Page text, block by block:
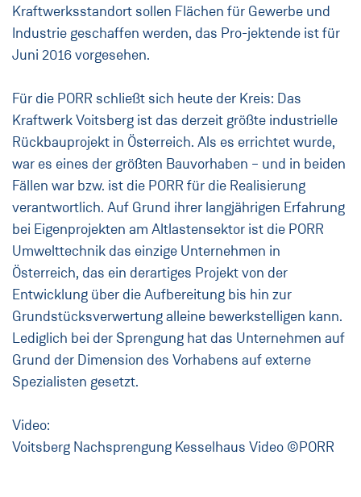
Kraftwerksstandort sollen Flächen für Gewerbe und
Industrie geschaffen werden, das Pro-jektende ist für
Juni 2016 vorgesehen.
Für die PORR schließt sich heute der Kreis: Das
Kraftwerk Voitsberg ist das derzeit größte industrielle
Rückbauprojekt in Österreich. Als es errichtet wurde,
war es eines der größten Bauvorhaben – und in beiden
Fällen war bzw. ist die PORR für die Realisierung
verantwortlich. Auf Grund ihrer langjährigen Erfahrung
bei Eigenprojekten am Altlastensektor ist die PORR
Umwelttechnik das einzige Unternehmen in
Österreich, das ein derartiges Projekt von der
Entwicklung über die Aufbereitung bis hin zur
Grundstücksverwertung alleine bewerkstelligen kann.
Lediglich bei der Sprengung hat das Unternehmen auf
Grund der Dimension des Vorhabens auf externe
Spezialisten gesetzt.
Video:
Voitsberg Nachsprengung Kesselhaus Video ©PORR